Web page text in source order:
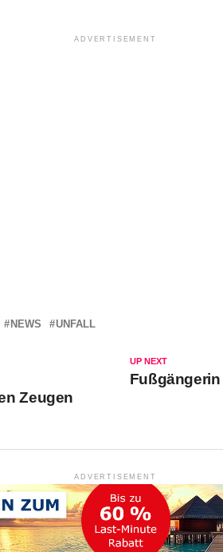
ADVERTISEMENT
NEWS UNFALL
UP NEXT
Zeugen
ADVERTISEMENT